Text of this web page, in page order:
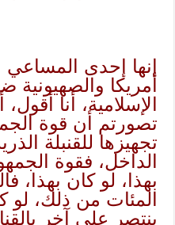
إنها إحدى المساعي
أمريكا والصهيونية
الإسلامية، أنا
تصورتم أن قوة
تجهيزها للقنبلة
الداخل، فقوة
بهذا، لو كان بهذا،
المئات من ذلك، لو
ينتصر على آخر